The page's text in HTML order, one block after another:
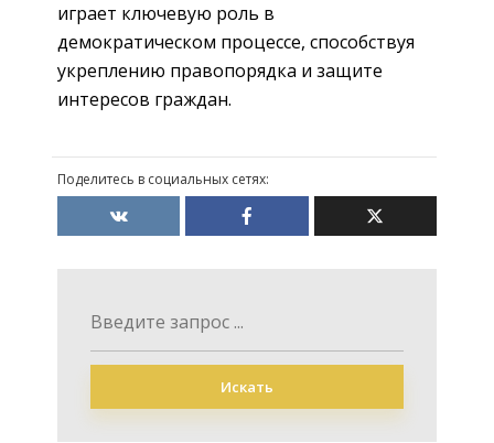
играет ключевую роль в
демократическом процессе, способствуя
укреплению правопорядка и защите
интересов граждан.
Поделитесь в социальных сетях:
Искать